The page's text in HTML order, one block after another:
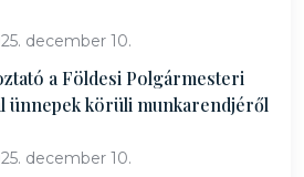
december 10.
a Földesi Polgármesteri
ünnepek körüli munkarendjéről
december 10.